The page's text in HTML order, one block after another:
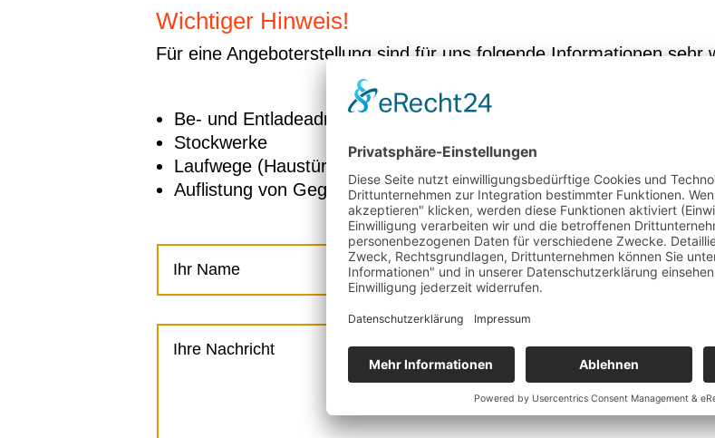
Wichtiger Hinweis!
Für eine Angeboterstellung sind für uns folgende Informationen sehr
Be- und Entladeadresse
Stockwerke
Laufwege (Haustüre – LKW-Stellplatz)
Auflistung von Gegenständen. (Gern vereinbaren wir einen